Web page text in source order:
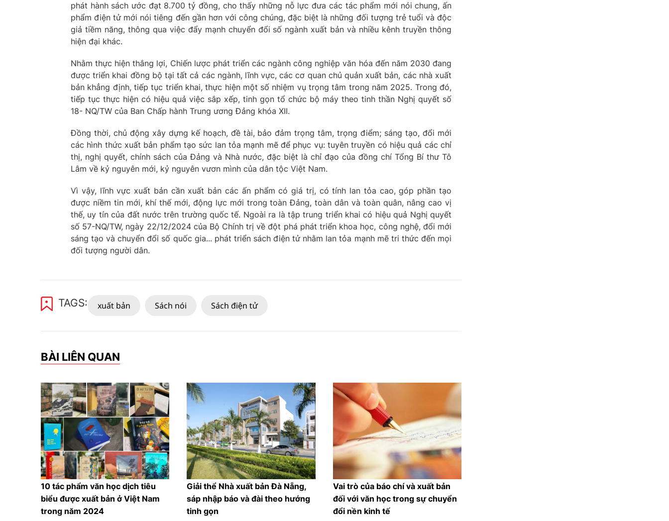
phát hành sách ước đạt 8.700 tỷ đồng, cho thấy những nỗ lực đưa các tác phẩm mới nói chung, ấn
phẩm điện tử mới nói tiêng đến gần hơn với công chúng, đặc biệt là những đối tượng trẻ tuổi và độc
giả tiềm năng, thông qua việc đẩy mạnh chuyển đổi số ngành xuất bản và nhiều kênh truyền thông
hiện đại khác.
Nhằm thực hiện thắng lợi, Chiến lược phát triển các ngành công nghiệp văn hóa đến năm 2030 đang
được triển khai đồng bộ tại tất cả các ngành, lĩnh vực, các cơ quan chủ quản xuất bản, các nhà xuất
bản khẳng định, tiếp tục triển khai, thực hiện một số nhiệm vụ trọng tâm trong năm 2025. Trong đó,
tiếp tục thực hiện có hiệu quả việc sắp xếp, tinh gọn tổ chức bộ máy theo tinh thần Nghị quyết số
18- NQ/TW của Ban Chấp hành Trung ương Đảng khóa XII.
Đồng thời, chủ động xây dựng kế hoạch, đề tài, bảo đảm trọng tâm, trọng điểm; sáng tạo, đổi mới
các hình thức xuất bản phẩm tạo sức lan tỏa mạnh mẽ để phục vụ: tuyên truyền có hiệu quả các chỉ
thị, nghị quyết, chính sách của Đảng và Nhà nước, đặc biệt là chỉ đạo của đồng chí Tổng Bí thư Tô
Lâm về kỷ nguyên mới, kỷ nguyên vươn mình của dân tộc Việt Nam.
Vì vậy, lĩnh vực xuất bản cần xuất bản các ấn phẩm có giá trị, có tính lan tỏa cao, góp phần tạo
được niềm tin mới, khí thế mới, động lực mới trong toàn Đảng, toàn dân và toàn quân, nâng cao vị
thế, uy tín của đất nước trên trường quốc tế. Ngoài ra là tập trung triển khai có hiệu quả Nghị quyết
số 57-NQ/TW, ngày 22/12/2024 của Bộ Chính trị về đột phá phát triển khoa học, công nghệ, đổi mới
sáng tạo và chuyển đổi số quốc gia... phát triển sách điện tử nhằm lan tỏa mạnh mẽ tri thức đến mọi
đối tượng người dân.
TAGS: xuất bản Sách nói Sách điện tử
BÀI LIÊN QUAN
10 tác phẩm văn học dịch tiêu
biểu được xuất bản ở Việt Nam
trong năm 2024
Giải thể Nhà xuất bản Đà Nẵng,
sáp nhập báo và đài theo hướng
tinh gọn
Vai trò của báo chí và xuất bản
đối với văn học trong sự chuyển
đổi nền kinh tế